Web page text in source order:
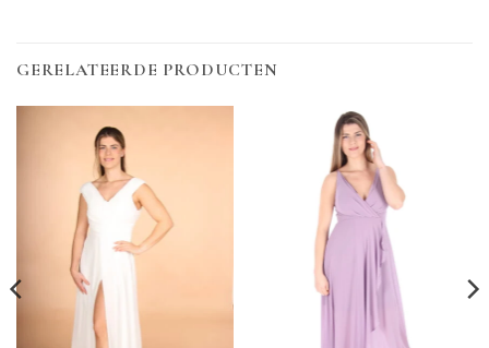
GERELATEERDE PRODUCTEN